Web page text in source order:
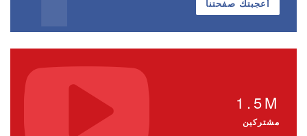
أعجبتك صفحتنا
1.5M
مشتركين